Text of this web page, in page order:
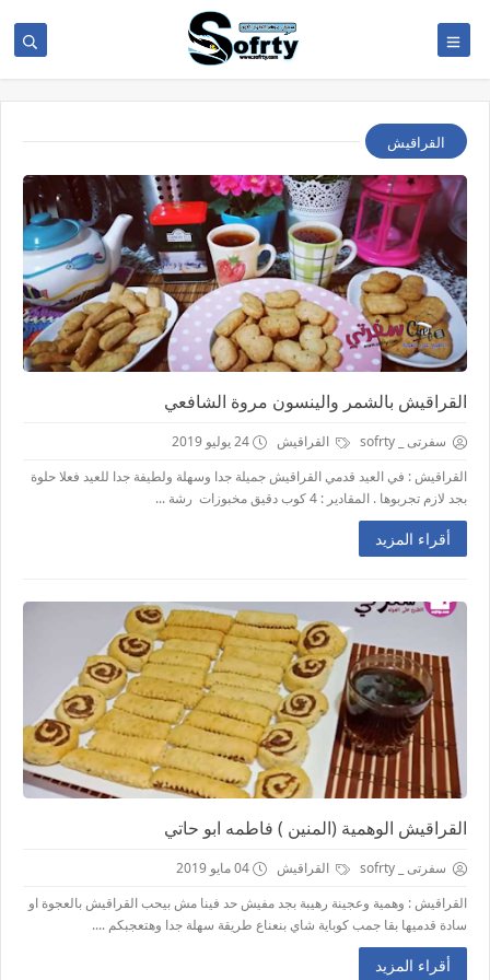
القراقيش
القراقيش بالشمر والينسون مروة الشافعي
سفرتى _ sofrty القراقيش
24 يوليو 2019
القراقيش : في العيد قدمي القراقيش جميلة جدا وسهلة ولطيفة جدا للعيد فعلا حلوة
بجد لازم تجربوها . المقادير : 4 كوب دقيق مخبوزات رشة ...
أقراء المزيد
القراقيش الوهمية (المنين ) فاطمه ابو حاتي
سفرتى _ sofrty القراقيش
04 مايو 2019
القراقيش : وهمية وعجينة رهيبة بجد مفيش حد فينا مش بيحب القراقيش بالعجوة او
سادة قدميها بقا جمب كوباية شاي بنعناع طريقة سهلة جدا وهتعجبكم ....
أقراء المزيد